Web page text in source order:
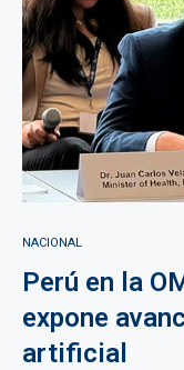
NACIONAL
Perú en la
expone
artificial